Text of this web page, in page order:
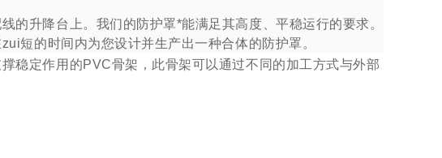
升降台上。我们的防护罩*能满足其高度、平稳运行的要求。
的时间内为您设计并生产出一种合体的防护罩。
定作用的PVC骨架，此骨架可以通过不同的加工方式与外部